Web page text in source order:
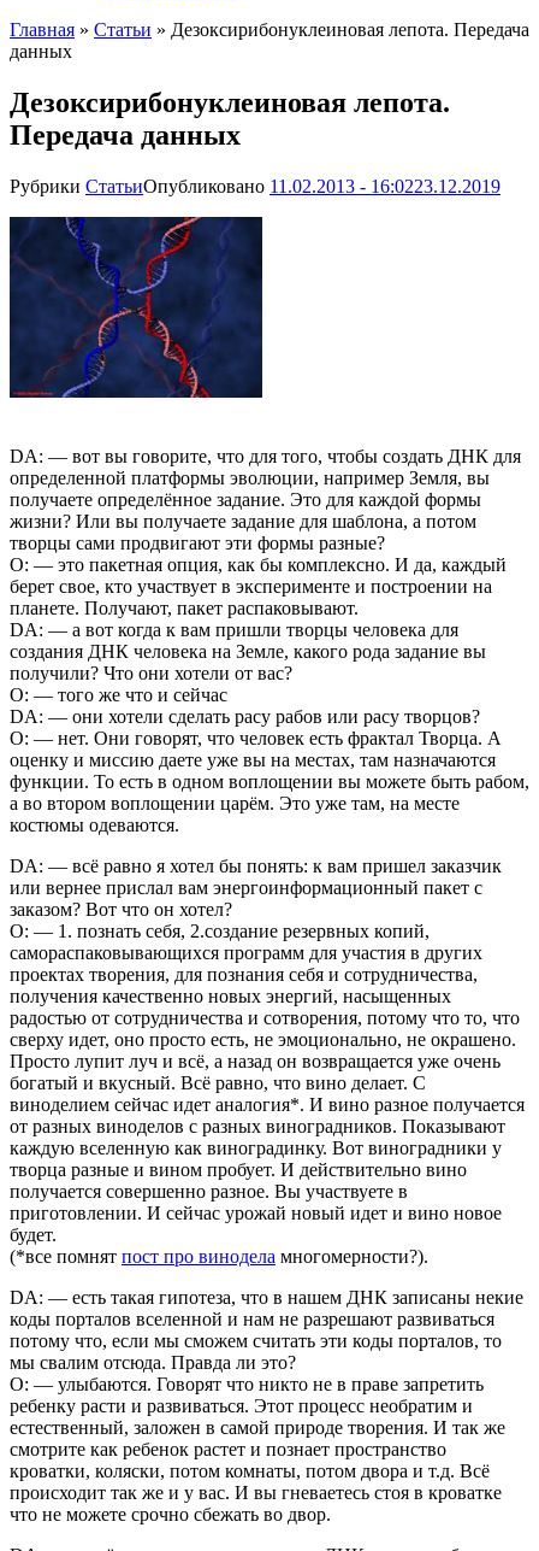
Главная » Статьи » Дезоксирибонуклеиновая лепота. Передача
данных
Дезоксирибонуклеиновая лепота.
Передача данных
Рубрики СтатьиОпубликовано 11.02.2013 - 16:0223.12.2019
DA: — вот вы говорите, что для того, чтобы создать ДНК для
определенной платформы эволюции, например Земля, вы
получаете определённое задание. Это для каждой формы
жизни? Или вы получаете задание для шаблона, а потом
творцы сами продвигают эти формы разные?
О: — это пакетная опция, как бы комплексно. И да, каждый
берет свое, кто участвует в эксперименте и построении на
планете. Получают, пакет распаковывают.
DA: — а вот когда к вам пришли творцы человека для
создания ДНК человека на Земле, какого рода задание вы
получили? Что они хотели от вас?
О: — того же что и сейчас
DA: — они хотели сделать расу рабов или расу творцов?
О: — нет. Они говорят, что человек есть фрактал Творца. А
оценку и миссию даете уже вы на местах, там назначаются
функции. То есть в одном воплощении вы можете быть рабом,
а во втором воплощении царём. Это уже там, на месте
костюмы одеваются.
DA: — всё равно я хотел бы понять: к вам пришел заказчик
или вернее прислал вам энергоинформационный пакет с
заказом? Вот что он хотел?
О: — 1. познать себя, 2.создание резервных копий,
самораспаковывающихся программ для участия в других
проектах творения, для познания себя и сотрудничества,
получения качественно новых энергий, насыщенных
радостью от сотрудничества и сотворения, потому что то, что
сверху идет, оно просто есть, не эмоционально, не окрашено.
Просто лупит луч и всё, а назад он возвращается уже очень
богатый и вкусный. Всё равно, что вино делает. С
виноделием сейчас идет аналогия*. И вино разное получается
от разных виноделов с разных виноградников. Показывают
каждую вселенную как виноградинку. Вот виноградники у
творца разные и вином пробует. И действительно вино
получается совершенно разное. Вы участвуете в
приготовлении. И сейчас урожай новый идет и вино новое
будет.
(*все помнят пост про винодела многомерности?).
DA: — есть такая гипотеза, что в нашем ДНК записаны некие
коды порталов вселенной и нам не разрешают развиваться
потому что, если мы сможем считать эти коды порталов, то
мы свалим отсюда. Правда ли это?
О: — улыбаются. Говорят что никто не в праве запретить
ребенку расти и развиваться. Этот процесс необратим и
естественный, заложен в самой природе творения. И так же
смотрите как ребенок растет и познает пространство
кроватки, коляски, потом комнаты, потом двора и т.д. Всё
происходит так же и у вас. И вы гневаетесь стоя в кроватке
что не можете срочно сбежать во двор.